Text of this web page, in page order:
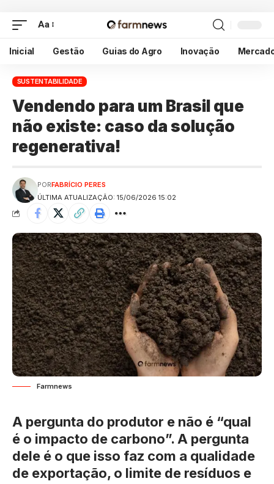
Aa
Inicial Gestão Guias do Agro Inovação
SUSTENTABILIDADE
Vendendo para um Brasil que
não existe: caso da solução
regenerativa!
ÚLTIMA ATUALIZAÇÃO: 15/06/2026 15:02
PORFABRÍCIO PERES
Farmnews
A pergunta do produtor e não é “qual
é o impacto de carbono”. A pergunta
dele é o que isso faz com a qualidade
de exportação, o limite de resíduos e